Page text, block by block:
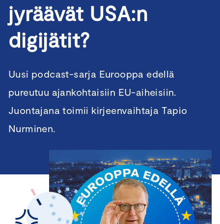
jyräävät USA:n
digijätit?
Uusi podcast-sarja Eurooppa edellä
pureutuu ajankohtaisiin EU-aiheisiin.
Juontajana toimii kirjeenvaihtaja Tapio
Nurminen.